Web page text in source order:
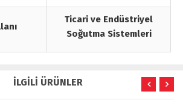
Ticari ve Endüstriyel
Soğutma Sistemleri
İLGİLİ ÜRÜNLER